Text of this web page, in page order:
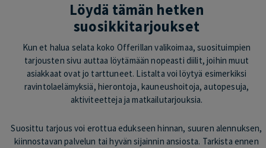
Löydä tämän hetken
suosikkitarjoukset
Kun et halua selata koko Offerillan valikoimaa, suosituimpien
tarjousten sivu auttaa löytämään nopeasti diilit, joihin muut
asiakkaat ovat jo tarttuneet. Listalta voi löytyä esimerkiksi
ravintolaelämyksiä, hierontoja, kauneushoitoja, autopesuja,
aktiviteetteja ja matkailutarjouksia.
Suosittu tarjous voi erottua edukseen hinnan, suuren alennuksen,
kiinnostavan palvelun tai hyvän sijainnin ansiosta. Tarkista ennen